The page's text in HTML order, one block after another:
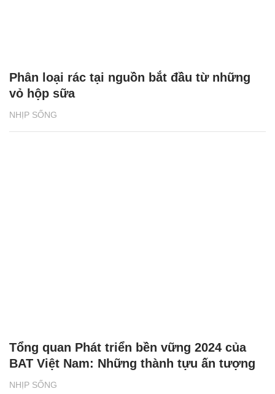
NHỊP SỐNG
Phân loại rác tại nguồn bắt đầu từ những
vỏ hộp sữa
NHỊP SỐNG
Tổng quan Phát triển bền vững 2024 của
BAT Việt Nam: Những thành tựu ấn tượng